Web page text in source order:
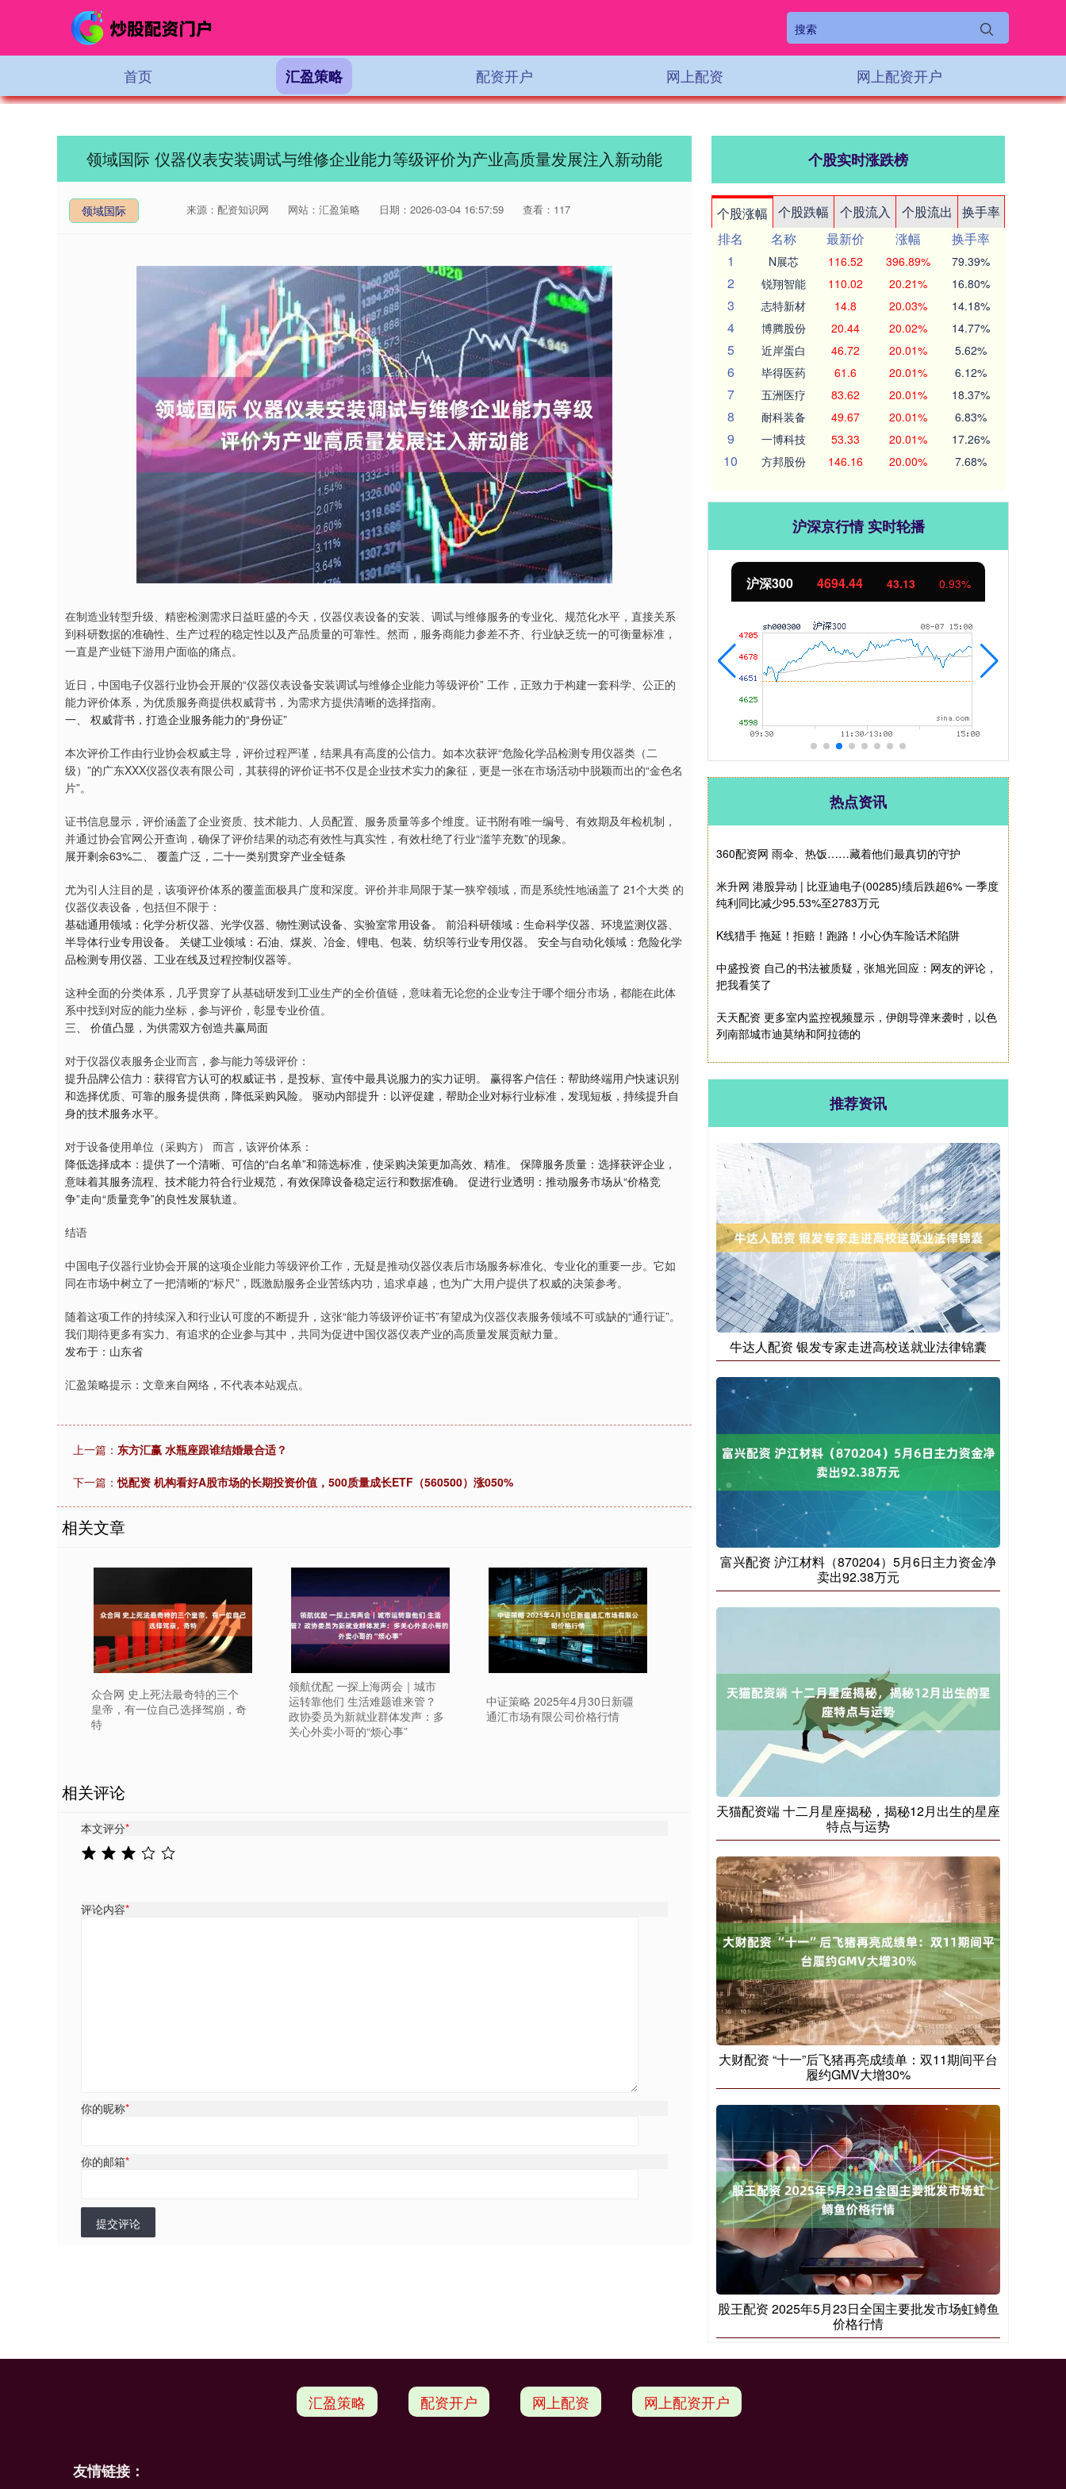
首页 汇盈策略 配资开户 网上配资 网上配资开户
领域国际 仪器仪表安装调试与维修企业能力等级评价为产业高质量发展注入新动能
领域国际 来源：配资知识网 网站：汇盈策略 日期：2026-03-04 16:57:59 查看：117
在制造业转型升级、精密检测需求日益旺盛的今天，仪器仪表设备的安装、调试与维修服务的专业化、规范化水平，直接关系
到科研数据的准确性、生产过程的稳定性以及产品质量的可靠性。然而，服务商能力参差不齐、行业缺乏统一的可衡量标准，
一直是产业链下游用户面临的痛点。
近日，中国电子仪器行业协会开展的“仪器仪表设备安装调试与维修企业能力等级评价” 工作，正致力于构建一套科学、公正的
能力评价体系，为优质服务商提供权威背书，为需求方提供清晰的选择指南。
一、 权威背书，打造企业服务能力的“身份证”
本次评价工作由行业协会权威主导，评价过程严谨，结果具有高度的公信力。如本次获评“危险化学品检测专用仪器类（二
级）”的广东XXX仪器仪表有限公司，其获得的评价证书不仅是企业技术实力的象征，更是一张在市场活动中脱颖而出的“金色名
片”。
证书信息显示，评价涵盖了企业资质、技术能力、人员配置、服务质量等多个维度。证书附有唯一编号、有效期及年检机制，
并通过协会官网公开查询，确保了评价结果的动态有效性与真实性，有效杜绝了行业“滥竽充数”的现象。
展开剩余63%二、 覆盖广泛，二十一类别贯穿产业全链条
尤为引人注目的是，该项评价体系的覆盖面极具广度和深度。评价并非局限于某一狭窄领域，而是系统性地涵盖了 21个大类 的
仪器仪表设备，包括但不限于：
基础通用领域：化学分析仪器、光学仪器、物性测试设备、实验室常用设备。 前沿科研领域：生命科学仪器、环境监测仪器、
半导体行业专用设备。 关键工业领域：石油、煤炭、冶金、锂电、包装、纺织等行业专用仪器。 安全与自动化领域：危险化学
品检测专用仪器、工业在线及过程控制仪器等。
这种全面的分类体系，几乎贯穿了从基础研发到工业生产的全价值链，意味着无论您的企业专注于哪个细分市场，都能在此体
系中找到对应的能力坐标，参与评价，彰显专业价值。
三、 价值凸显，为供需双方创造共赢局面
对于仪器仪表服务企业而言，参与能力等级评价：
提升品牌公信力：获得官方认可的权威证书，是投标、宣传中最具说服力的实力证明。 赢得客户信任：帮助终端用户快速识别
和选择优质、可靠的服务提供商，降低采购风险。 驱动内部提升：以评促建，帮助企业对标行业标准，发现短板，持续提升自
身的技术服务水平。
对于设备使用单位（采购方） 而言，该评价体系：
降低选择成本：提供了一个清晰、可信的“白名单”和筛选标准，使采购决策更加高效、精准。 保障服务质量：选择获评企业，
意味着其服务流程、技术能力符合行业规范，有效保障设备稳定运行和数据准确。 促进行业透明：推动服务市场从“价格竞
争”走向“质量竞争”的良性发展轨道。
结语
中国电子仪器行业协会开展的这项企业能力等级评价工作，无疑是推动仪器仪表后市场服务标准化、专业化的重要一步。它如
同在市场中树立了一把清晰的“标尺”，既激励服务企业苦练内功，追求卓越，也为广大用户提供了权威的决策参考。
随着这项工作的持续深入和行业认可度的不断提升，这张“能力等级评价证书”有望成为仪器仪表服务领域不可或缺的“通行证”。
我们期待更多有实力、有追求的企业参与其中，共同为促进中国仪器仪表产业的高质量发展贡献力量。
发布于：山东省
汇盈策略提示：文章来自网络，不代表本站观点。
上一篇： 东方汇赢 水瓶座跟谁结婚最合适？
下一篇：悦配资 机构看好A股市场的长期投资价值，500质量成长ETF（560500）涨050%
相关文章
众合网 史上死法最奇特的三个
皇帝，有一位自己选择驾崩，奇
特
领航优配 一探上海两会｜城市
运转靠他们 生活难题谁来管？
政协委员为新就业群体发声：多
关心外卖小哥的“烦心事”
中证策略 2025年4月30日新疆
通汇市场有限公司价格行情
相关评论
本文评分*
评论内容*
你的昵称*
你的邮箱*
提交评论
个股实时涨跌榜
个股涨幅 个股跌幅 个股流入 个股流出
换手率
排名
名称 最新价 涨幅
换手率
1
N展芯 116.52 396.89% 79.39%
2 锐翔智能 110.02 20.21% 16.80%
3 志特新材 14.8 20.03% 14.18%
4 博腾股份 20.44 20.02% 14.77%
5 近岸蛋白 46.72 20.01% 5.62%
6 毕得医药 61.6 20.01% 6.12%
7 五洲医疗 83.62 20.01% 18.37%
8 耐科装备 49.67 20.01% 6.83%
9 一博科技 53.33 20.01% 17.26%
10 方邦股份 146.16 20.00% 7.68%
沪深京行情 实时轮播
3940.04 39.68 1.02% 深证成指 14311.01 200.89 1.42% 4694.44 43.13 0.93%
热点资讯
360配资网 雨伞、热饭……藏着他们最真切的守护
米升网 港股异动 | 比亚迪电子(00285)绩后跌超6% 一季度
纯利同比减少95.53%至2783万元
K线猎手 拖延！拒赔！跑路！小心伪车险话术陷阱
中盛投资 自己的书法被质疑，张旭光回应：网友的评论，
把我看笑了
天天配资 更多室内监控视频显示，伊朗导弹来袭时，以色
列南部城市迪莫纳和阿拉德的
推荐资讯
牛达人配资 银发专家走进高校送就业法律锦囊
富兴配资 沪江材料（870204）5月6日主力资金净
卖出92.38万元
天猫配资端 十二月星座揭秘，揭秘12月出生的星座
特点与运势
大财配资 “十一”后飞猪再亮成绩单：双11期间平台
履约GMV大增30%
股王配资 2025年5月23日全国主要批发市场虹鳟鱼
价格行情
汇盈策略 配资开户 网上配资 网上配资开户
友情链接：